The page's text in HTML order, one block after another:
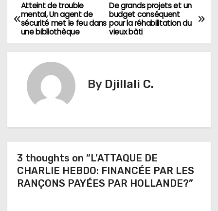
N
a
v
o
De grands projets et un
budget conséquent
pour la réhabilitation du
vieux bâti
Atteint de trouble
mental, Un agent de
sécurité met le feu dans
une bibliothèque
By Djillali C.
3 thoughts on “L’ATTAQUE DE
CHARLIE HEBDO: FINANCÉE PAR LES
RANÇONS PAYÉES PAR HOLLANDE?”